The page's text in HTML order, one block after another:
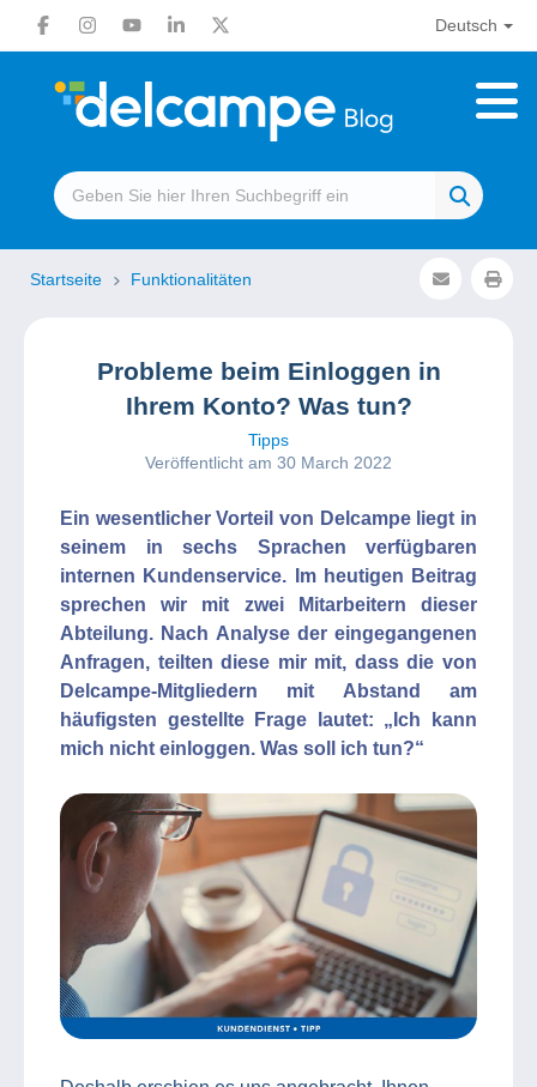
Deutsch
Startseite Funktionalitäten
Probleme beim Einloggen in
Ihrem Konto? Was tun?
Tipps
Veröffentlicht am 30 March 2022
Ein wesentlicher Vorteil von Delcampe liegt in
seinem in sechs Sprachen verfügbaren
internen Kundenservice. Im heutigen Beitrag
sprechen wir mit zwei Mitarbeitern dieser
Abteilung. Nach Analyse der eingegangenen
Anfragen, teilten diese mir mit, dass die von
Delcampe-Mitgliedern mit Abstand am
häufigsten gestellte Frage lautet: „Ich kann
mich nicht einloggen. Was soll ich tun?“